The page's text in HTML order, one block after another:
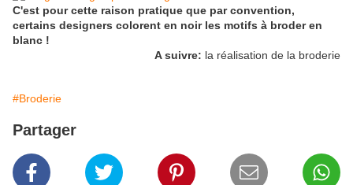
C'est pour cette raison pratique que par convention,
certains designers colorent en noir les motifs à broder en
blanc !
A suivre: la réalisation de la broderie
#Broderie
Partager